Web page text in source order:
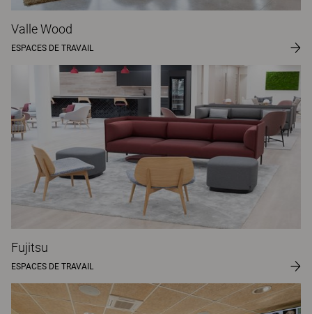
Valle Wood
ESPACES DE TRAVAIL
Fujitsu
ESPACES DE TRAVAIL